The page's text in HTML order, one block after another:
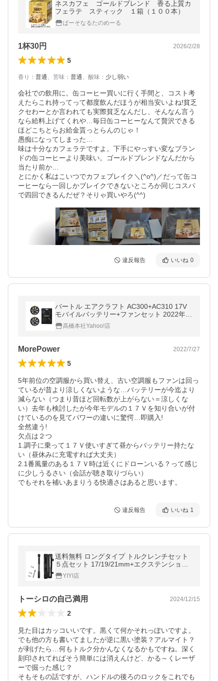
ネスカフェ ゴールドブレンド 香る上質カ
フェラテ スティック １箱（１００本）
ぱーそなるたのめーる
1杯30円 2026/2/28
5
香り ： 普通、 苦味 ： 普通、 酸味 ： 少し弱い
会社での飲用に。缶コーヒー買いに行く手間と、コスト考
えたらこれ持ってって都度飲んだほうが相当安いよね!貧乏
クセわーとか言われても実際貧乏なんだし、そんなん言う
なら給料上げてくれや…毎日缶コーヒーなんて贅沢できる
ほどこちとらお給金貰っとらんのじゃ！
愚痴になってしまった…
味は十分なカフェラテですよ。下手にやっすい変なブラン
ドの缶コーヒーより美味い。ゴールドブレンドなんだから
当たり前か…
とにかく私はこいつでカフェブレイク＼(^o^)／だって缶コ
ーヒーなら一回しかブレイクできないところか同じコスパ
で四回できるんだぜ？そりゃ買いやろ(^^)
違反報告 いいね 0
バートル エアクラフト AC300+AC310 17V
モバイルバッテリー+ファンセット 2022年モ
デル 最新【3193】
高橋本社Yahoo!店
MorePower 2022/7/27
5
5年前位の空調服から買い替え、古い空調服もファンは回っ
ているが昔より涼しくないような…バッテリーが今迄より
減らない（つまり昔ほど回転数が上がらない＝涼しくな
い）去年も検討したが今年モデルの１７Ｖを知り合いが付
けているのを見てパワーの違いに驚愕…即購入!
全然違う!
欠点は２つ
1.調子に乗って１７Ｖ使いすぎて昼からバッテリー持たな
い（昼休みに充電すれば大丈夫）
2.1番風量のある１７Ｖ時は近くにドローンいる？って感じ
に少しうるさい（会話が聴き取りづらい）
違反報告 いいね 1
送料無料 ロングタイプ トルクレンチセット
５点セット 17/19/21mm+エクステンション
専用ケース付き 車 タイヤ交換
YIYI店
トーシロの自己満用 2024/12/15
2
見た目はカッコいいです。黒くて何かそれっぽいですよ。
でも他の方も書いてましたが逆に黒い塗装？アルマイト？
が剥げたら…何もトルク分かんなくなるかもですね。深く
刻印されてればそう簡単には消えんけど、かる～くレーザ
ーで掘った感じ？
そもそもの話ですが、ハンドルの後ろのロックをこれでも